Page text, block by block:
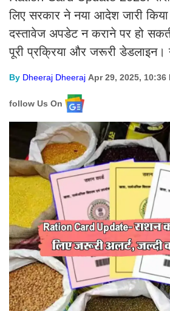
लिए सरकार ने नया आदेश जारी
दस्तावेज अपडेट न कराने पर हो
पूरी प्रक्रिया और जरूरी डेडलाइन।
By Dheeraj Dheeraj Apr 29, 2025, 10:36
follow Us On